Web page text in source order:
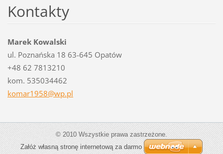
Kontakty
Marek Kowalski
ul. Poznańska 18 63-645 Opatów
+48 62 7813210
kom. 535034462
komar1958@wp.pl
© 2010 Wszystkie prawa zastrzeżone.
Załóż własną stronę internetową za darmo